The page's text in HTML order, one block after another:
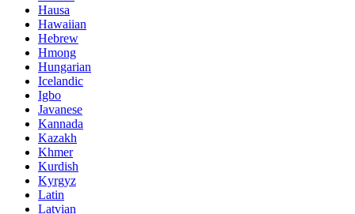
Hausa
Hawaiian
Hebrew
Hmong
Hungarian
Icelandic
Igbo
Javanese
Kannada
Kazakh
Khmer
Kurdish
Kyrgyz
Latin
Latvian